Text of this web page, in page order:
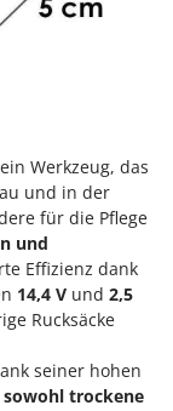
Werkzeug, das
und in der
für die Pflege
und
Effizienz dank
14,4 V und 2,5
Rucksäcke
seiner hohen
sowohl trockene